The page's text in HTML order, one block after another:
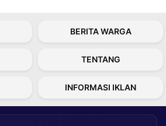
BERITA WARGA
TENTANG
INFORMASI IKLAN